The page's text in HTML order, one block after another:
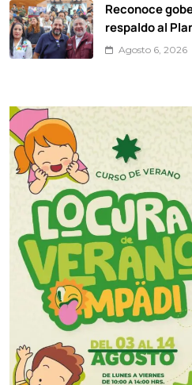
Reconoce
respaldo al
Agosto 6, 2026